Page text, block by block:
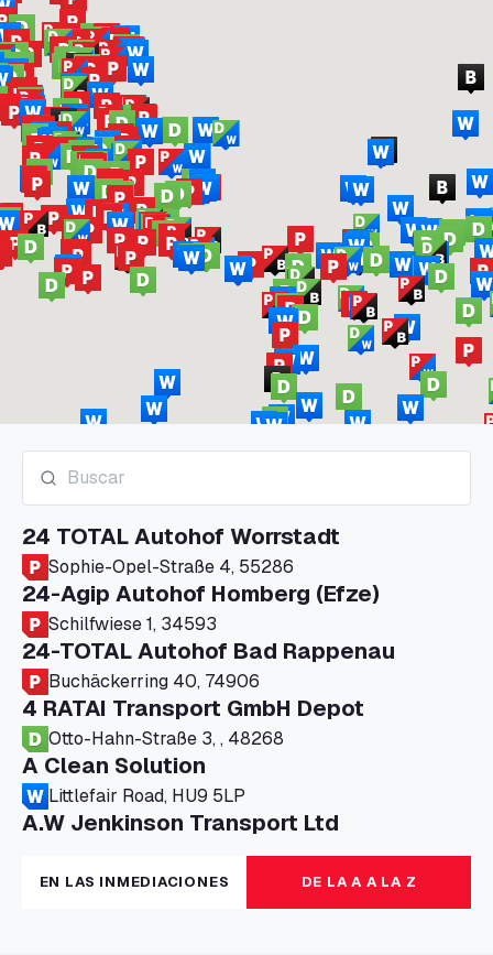
24 TOTAL Autohof Worrstadt
Sophie-Opel-Straße 4, 55286
24-Agip Autohof Homberg (Efze)
Schilfwiese 1, 34593
24-TOTAL Autohof Bad Rappenau
Buchäckerring 40, 74906
4 RATAI Transport GmbH Depot
Otto-Hahn-Straße 3, , 48268
A Clean Solution
Littlefair Road, HU9 5LP
A.W Jenkinson Transport Ltd
Progress House, ME11 5GA
A+G Nettetal - Depot Parking
Am Panneschopp 7, 41334
EN LAS INMEDIACIONES DE LA A A LA Z